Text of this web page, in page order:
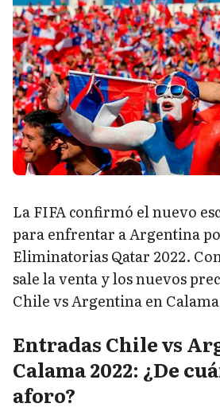
La FIFA confirmó el nuevo
para enfrentar a Argentina
Eliminatorias Qatar 2022.
sale la venta y los nuevos
Chile vs Argentina en
Entradas Chile vs
Calama 2022: ¿De
aforo?